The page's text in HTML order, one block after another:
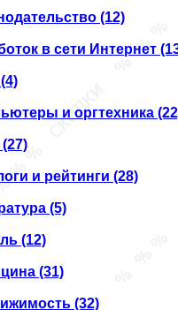
(12)
в сети Интернет
и оргтехника
и рейтинги (28)
(5)
(12)
(31)
(32)